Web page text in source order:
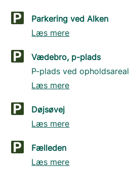
Parkering ved Alken
Læs mere
Vædebro, p-plads
P-plads ved opholdsareal
Læs mere
Døjsøvej
Læs mere
Fælleden
Læs mere